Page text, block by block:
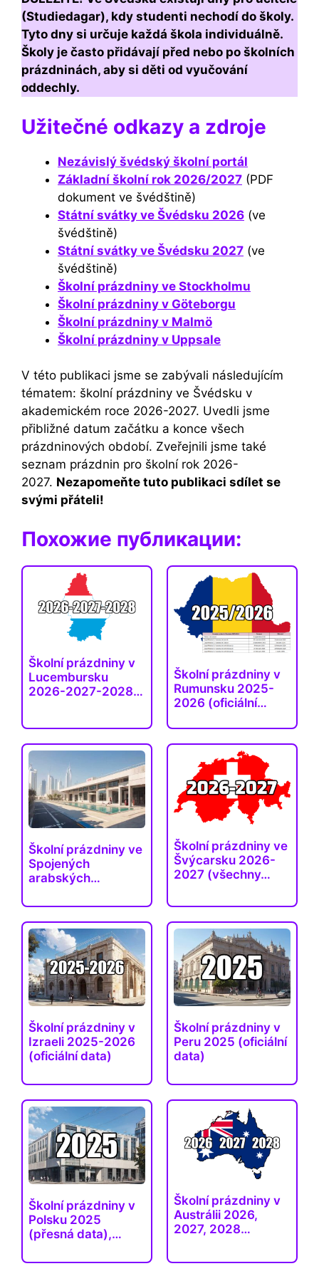
(Studiedagar), kdy studenti nechodí do školy.
Tyto dny si určuje každá škola individuálně.
Školy je často přidávají před nebo po školních
prázdninách, aby si děti od vyučování
oddechly.
Užitečné odkazy a zdroje
Nezávislý švédský školní portál
Základní školní rok 2026/2027 (PDF
dokument ve švédštině)
Státní svátky ve Švédsku 2026 (ve
švédštině)
Státní svátky ve Švédsku 2027 (ve
švédštině)
Školní prázdniny ve Stockholmu
Školní prázdniny v Göteborgu
Školní prázdniny v Malmö
Školní prázdniny v Uppsale
V této publikaci jsme se zabývali následujícím
tématem: školní prázdniny ve Švédsku v
akademickém roce 2026-2027. Uvedli jsme
přibližné datum začátku a konce všech
prázdninových období. Zveřejnili jsme také
seznam prázdnin pro školní rok 2026-
2027. Nezapomeňte tuto publikaci sdílet se
svými přáteli!
Похожие публикации:
Školní prázdniny v
Lucembursku
2026-2027-2028…
Školní prázdniny v
Rumunsku 2025-
2026 (oficiální
Školní prázdniny ve
Spojených
arabských
2026
Školní prázdniny ve
Švýcarsku 2026-
2027 (všechny…
Školní prázdniny v
Izraeli 2025-2026
(oficiální data)
Školní prázdniny v
Peru 2025 (oficiální
data)
Školní prázdniny v
Polsku 2025
(přesná data),
Školní prázdniny v
Austrálii 2026,
2027, 2028…